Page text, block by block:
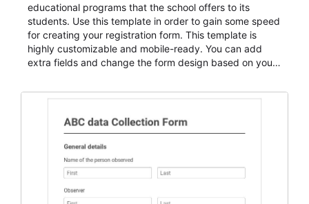
educational programs that the school offers to its
students. Use this template in order to gain some speed
for creating your registration form. This template is
highly customizable and mobile-ready. You can add
extra fields and change the form design based on your